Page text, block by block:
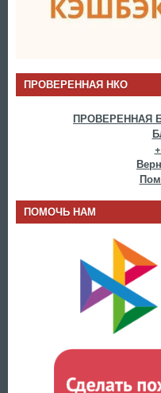
ПРОВЕРЕННАЯ НКО
ПРОВЕРЕННАЯ
ПОМОЧЬ НАМ